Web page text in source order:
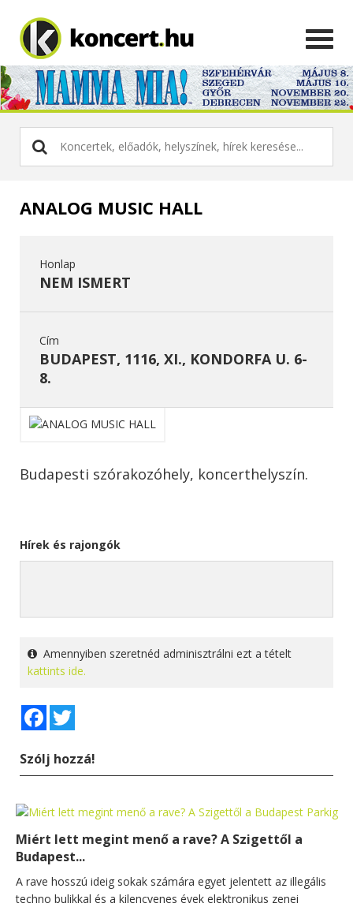
ANALOG MUSIC HALL
Honlap
NEM ISMERT
Cím
BUDAPEST, 1116, XI., KONDORFA U. 6-
8.
Budapesti szórakozóhely, koncerthelyszín.
Hírek és rajongók
Amennyiben szeretnéd adminisztrálni ezt a tételt
kattints ide.
Facebook
Szólj hozzá!
Miért lett megint menő a rave? A Szigettől a
Budapest...
A rave hosszú ideig sokak számára egyet jelentett az illegális
techno bulikkal és a kilencvenes évek elektronikus zenei